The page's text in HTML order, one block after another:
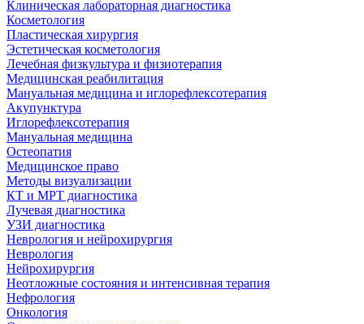
Клиническая лабораторная диагностика
Косметология
Пластическая хирургия
Эстетическая косметология
Лечебная физкультура и физиотерапия
Медицинская реабилитация
Мануальная медицина и иглорефлексотерапия
Акупунктура
Иглорефлексотерапия
Мануальная медицина
Остеопатия
Медицинское право
Методы визуализации
КТ и МРТ диагностика
Лучевая диагностика
УЗИ диагностика
Неврология и нейрохирургия
Неврология
Нейрохирургия
Неотложные состояния и интенсивная терапия
Нефрология
Онкология